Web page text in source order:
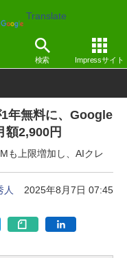
Translate
検索 Impressサイト
年無料に、Google
額2,900円
も上限増加し、AIクレ
人 2025年8月7日 07:45